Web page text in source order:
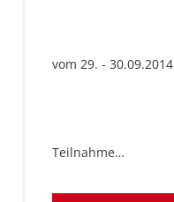
vom 29. - 30.09.2014
Teilnahme…